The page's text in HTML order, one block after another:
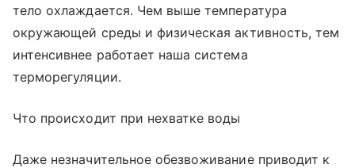
тело охлаждается. Чем выше температура
окружающей среды и физическая активность, тем
интенсивнее работает наша система
терморегуляции.
Что происходит при нехватке воды
Даже незначительное обезвоживание приводит к